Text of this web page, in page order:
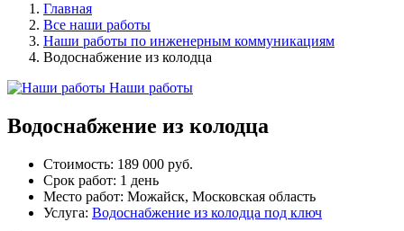
Главная
Все наши работы
Наши работы по инженерным коммуникациям
Водоснабжение из колодца
Наши работы
Водоснабжение из колодца
Стоимость: 189 000 руб.
Срок работ: 1 день
Место работ: Можайск, Московская область
Услуга: Водоснабжение из колодца под ключ